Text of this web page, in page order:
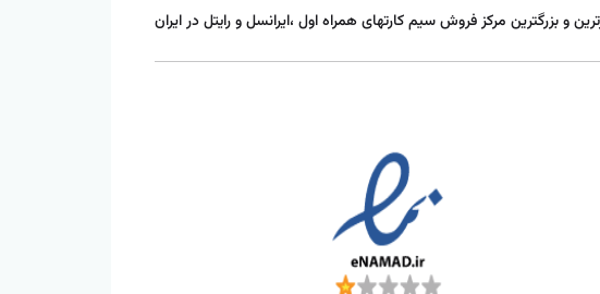
و بزرگترین مرکز فروش سیم کارتهای همراه اول ،ایرانسل و رایتل در ایران